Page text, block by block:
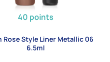
40 points
Rose Style Liner Metallic 06
6.5ml